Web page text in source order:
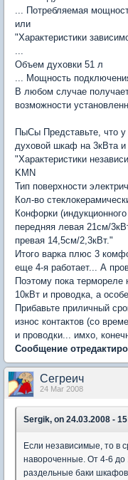
... Потребляемая
или
"Характеристики
Объем духовки 51 л
... Мощность
В любом случае
возможности
ПыСы Представьте, что у
духовой шкаф на 3кВта и
"Характеристики
KMN
Тип поверхности
Кол-во
Конфорки
передняя левая 21см/
превая 14,5см/2,3кВт."
Итого варка плюс 3
еще 4-я работает... А
Поэтому пока термореле
10кВт и проводка, а
Прибавьте приличный
износ контактов (со
и проводки... имхо,
Сообщение
Сегреич
24 Mar 2008
Sergik, on 24.03.2008 -
Если независимые, то в
навороченные. От 4-6 до
раздельные баки